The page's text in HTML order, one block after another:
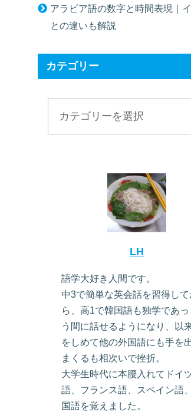
アラビア語の数字と時間表現｜
との違いも解説
カテゴリー
LH
語学大好き人間です。
中3で簡単な英会話を習得し
ら、高1で韓国語も独学であっ
う間に話せるようになり、以
をしめて他の外国語にも手を
まくるも相次いで挫折。
大学生時代に本腰入れてドイ
語、フランス語、スペイン語
国語を覚えました。